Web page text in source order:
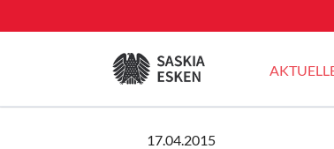
17.04.2015